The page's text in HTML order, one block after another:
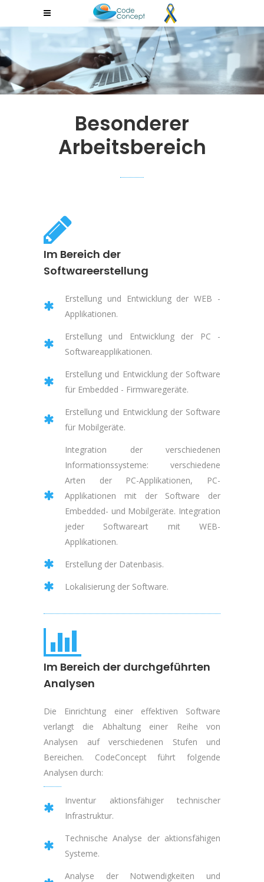
Besonderer
Arbeitsbereich
Im Bereich der
Softwareerstellung
Erstellung und Entwicklung der WEB -
Applikationen.
Erstellung und Entwicklung der PC -
Softwareapplikationen.
Erstellung und Entwicklung der Software
für Embedded - Firmwaregeräte.
Erstellung und Entwicklung der Software
für Mobilgeräte.
Integration der verschiedenen
Informationssysteme: verschiedene
Arten der PC-Applikationen, PC-
Applikationen mit der Software der
Embedded- und Mobilgeräte. Integration
jeder Softwareart mit WEB-
Applikationen.
Erstellung der Datenbasis.
Lokalisierung der Software.
Im Bereich der durchgeführten
Analysen
Die Einrichtung einer effektiven Software
verlangt die Abhaltung einer Reihe von
Analysen auf verschiedenen Stufen und
Bereichen. CodeConcept führt folgende
Analysen durch:
Inventur aktionsfähiger technischer
Infrastruktur.
Technische Analyse der aktionsfähigen
Systeme.
Analyse der Notwendigkeiten und